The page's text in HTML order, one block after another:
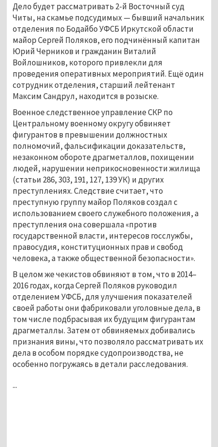
Дело будет рассматривать 2-й Восточный суд
Читы, на скамье подсудимых — бывший начальник
отделения по Бодайбо УФСБ Иркутской области
майор Сергей Поляков, его подчинённый капитан
Юрий Черников и гражданин Виталий
Войлошников, которого привлекли для
проведения оперативных мероприятий. Ещё один
сотрудник отделения, старший лейтенант
Максим Сандрул, находится в розыске.
Военное следственное управление СКР по
Центральному военному округу обвиняет
фигурантов в превышении должностных
полномочий, фальсификации доказательств,
незаконном обороте драгметаллов, похищении
людей, нарушении неприкосновенности жилища
(статьи 286, 303, 191, 127, 139 УК) и других
преступлениях. Следствие считает, что
преступную группу майор Поляков создал с
использованием своего служебного положения, а
преступления она совершала «против
государственной власти, интересов госслужбы,
правосудия, конституционных прав и свобод
человека, а также общественной безопасности».
В целом же чекистов обвиняют в том, что в 2014–
2016 годах, когда Сергей Поляков руководил
отделением УФСБ, для улучшения показателей
своей работы они фабриковали уголовные дела, в
том числе подбрасывая их будущим фигурантам
драгметаллы. Затем от обвиняемых добивались
признания вины, что позволяло рассматривать их
дела в особом порядке судопроизводства, не
особенно погружаясь в детали расследования.
...